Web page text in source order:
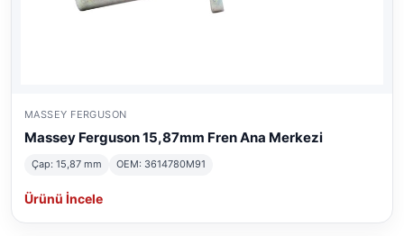
MASSEY FERGUSON
Massey Ferguson 15,87mm Fren Ana Merkezi
Çap: 15,87 mm OEM: 3614780M91
Ürünü İncele